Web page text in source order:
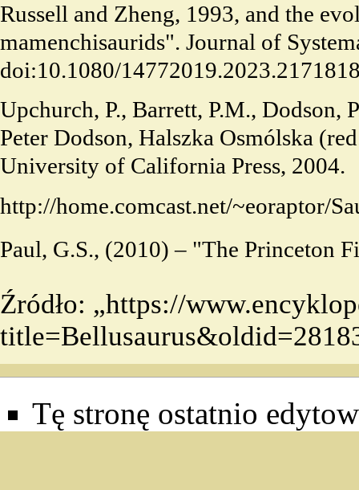
Russell and Zheng, 1993, and the
mamenchisaurids". Journal of
doi:10.1080/
Upchurch, P., Barrett, P.M., Dodson,
Peter Dodson, Halszka Osmólska
University of California Press, 2004.
http://home.comcast.net/~eoraptor/
Paul, G.S., (2010) – "The Princeton
Źródło: „https://
Tę stronę ostatnio